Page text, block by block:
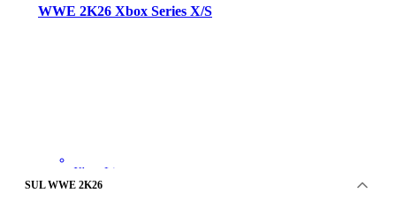
WWE 2K26 Xbox Series X/S
Xbox Live
•
SUL WWE 2K26